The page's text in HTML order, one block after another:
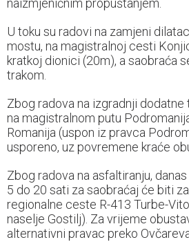
naizmjeničnim propuštanjem.
U toku su radovi na zamjeni
mostu, na magistralnoj cesti
kratkoj dionici (20m), a saobraća
trakom.
Zbog radova na izgradnji
na magistralnom putu
Romanija (uspon iz pravca
usporeno, uz povremene kraće
Zbog radova na asfaltiranju,
5 do 20 sati za saobraćaj će biti
regionalne ceste R-413 Turbe-
naselje Gostilj). Za vrijeme
alternativni pravac preko